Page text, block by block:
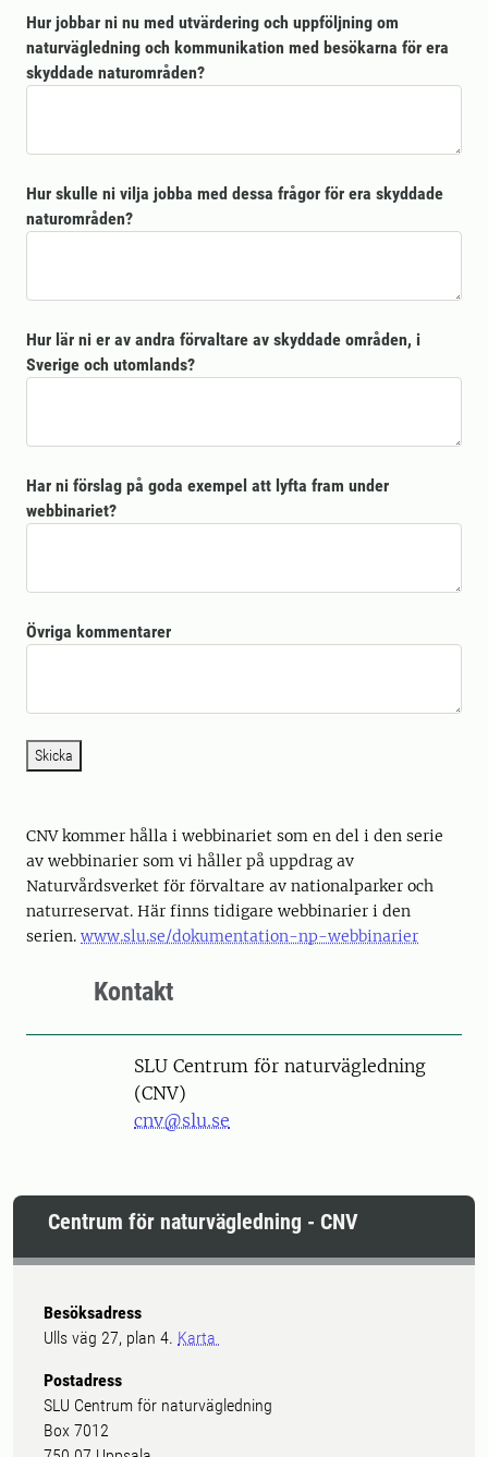
Hur jobbar ni nu med utvärdering och uppföljning om
naturvägledning och kommunikation med besökarna för era
skyddade naturområden?
Hur skulle ni vilja jobba med dessa frågor för era skyddade
naturområden?
Hur lär ni er av andra förvaltare av skyddade områden, i
Sverige och utomlands?
Har ni förslag på goda exempel att lyfta fram under
webbinariet?
Övriga kommentarer
Skicka
CNV kommer hålla i webbinariet som en del i den serie
av webbinarier som vi håller på uppdrag av
Naturvårdsverket för förvaltare av nationalparker och
naturreservat. Här finns tidigare webbinarier i den
serien. www.slu.se/dokumentation-np-webbinarier
Kontakt
SLU Centrum för naturvägledning
(CNV)
cnv@slu.se
Centrum för naturvägledning - CNV
Besöksadress
Ulls väg 27, plan 4. Karta
Postadress
SLU Centrum för naturvägledning
Box 7012